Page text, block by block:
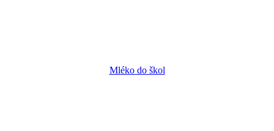
Mléko do škol